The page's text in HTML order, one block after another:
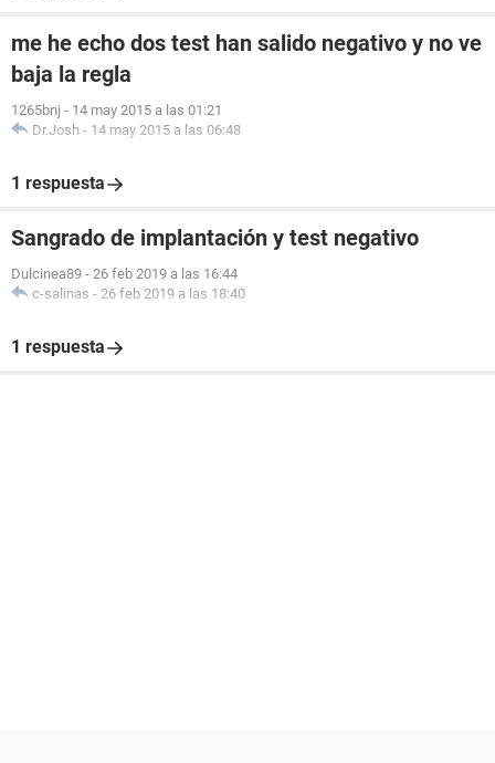
me he echo dos test han salido negativo y no ve
baja la regla
1265bnj - 14 may 2015 a las 01:21
Dr.Josh - 14 may 2015 a las 06:48
1 respuesta
Sangrado de implantación y test negativo
Dulcinea89 - 26 feb 2019 a las 16:44
c-salinas - 26 feb 2019 a las 18:40
1 respuesta